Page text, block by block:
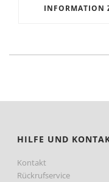
INFORMATION
HILFE UND
Kontakt
Rückrufservice